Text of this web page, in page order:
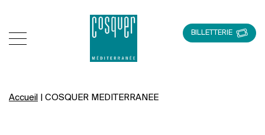
BILLETTERIE
Accueil COSQUER MEDITERRANEE